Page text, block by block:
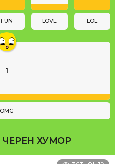
FUN LOVE LOL
1
OMG
ЧЕРЕН ХУМОР